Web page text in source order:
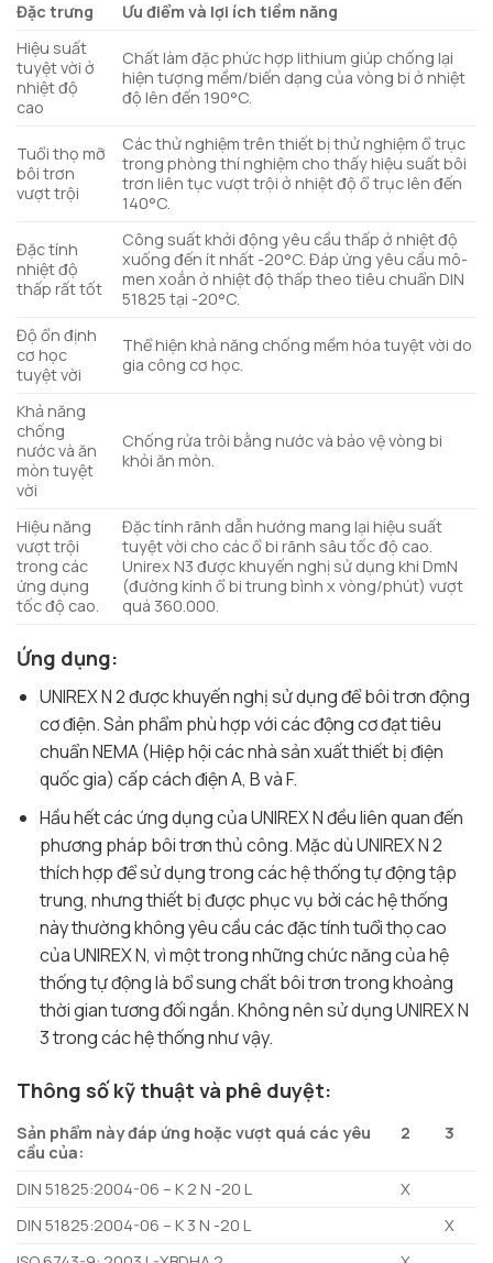
Đặc trưng
Ưu điểm và lợi ích tiềm năng
Hiệu suất
tuyệt vời ở
nhiệt độ
cao
Chất làm đặc phức hợp lithium giúp chống lại
hiện tượng mềm/biến dạng của vòng bi ở nhiệt
độ lên đến 190°C.
Tuổi thọ mỡ
bôi trơn
vượt trội
Các thử nghiệm trên thiết bị thử nghiệm ổ trục
trong phòng thí nghiệm cho thấy hiệu suất bôi
trơn liên tục vượt trội ở nhiệt độ ổ trục lên đến
140°C.
Đặc tính
nhiệt độ
thấp rất tốt
Công suất khởi động yêu cầu thấp ở nhiệt độ
xuống đến ít nhất -20°C. Đáp ứng yêu cầu mô-
men xoắn ở nhiệt độ thấp theo tiêu chuẩn DIN
51825 tại -20°C.
Độ ổn định
cơ học
tuyệt vời
Thể hiện khả năng chống mềm hóa tuyệt vời do
gia công cơ học.
Khả năng
chống
nước và ăn
mòn tuyệt
vời
Chống rửa trôi bằng nước và bảo vệ vòng bi
khỏi ăn mòn.
Hiệu năng
vượt trội
trong các
ứng dụng
tốc độ cao.
Đặc tính rãnh dẫn hướng mang lại hiệu suất
tuyệt vời cho các ổ bi rãnh sâu tốc độ cao.
Unirex N3 được khuyến nghị sử dụng khi DmN
(đường kính ổ bi trung bình x vòng/phút) vượt
quá 360.000.
Ứng dụng:
UNIREX N 2 được khuyến nghị sử dụng để bôi trơn động
cơ điện. Sản phẩm phù hợp với các động cơ đạt tiêu
chuẩn NEMA (Hiệp hội các nhà sản xuất thiết bị điện
quốc gia) cấp cách điện A, B và F.
Hầu hết các ứng dụng của UNIREX N đều liên quan đến
phương pháp bôi trơn thủ công. Mặc dù UNIREX N 2
thích hợp để sử dụng trong các hệ thống tự động tập
trung, nhưng thiết bị được phục vụ bởi các hệ thống
này thường không yêu cầu các đặc tính tuổi thọ cao
của UNIREX N, vì một trong những chức năng của hệ
thống tự động là bổ sung chất bôi trơn trong khoảng
thời gian tương đối ngắn. Không nên sử dụng UNIREX N
3 trong các hệ thống như vậy.
Thông số kỹ thuật và phê duyệt:
Sản phẩm này đáp ứng hoặc vượt quá các yêu
cầu của:
2 3
DIN 51825:2004-06 – K 2 N -20 L
X
DIN 51825:2004-06 – K 3 N -20 L
X